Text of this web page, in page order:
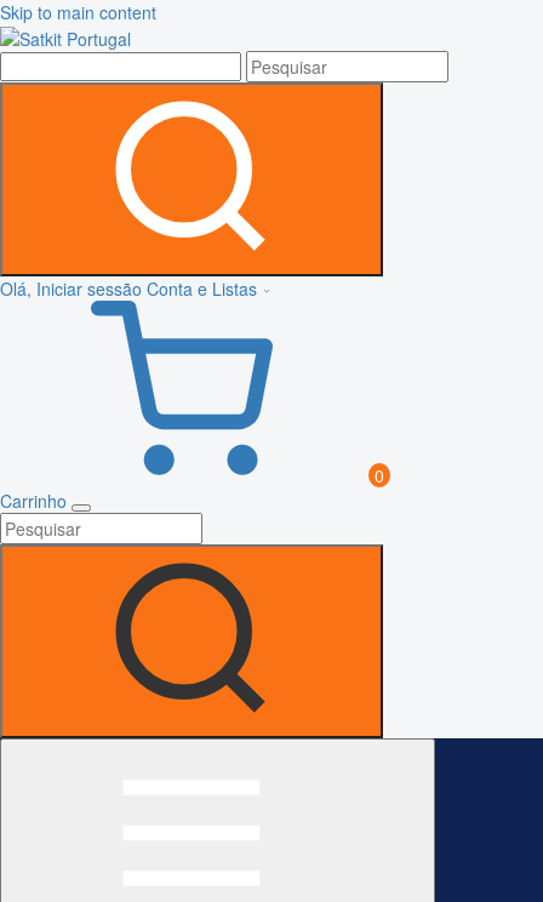
Skip to main content
Olá, Iniciar sessão Conta e Listas
0
Carrinho